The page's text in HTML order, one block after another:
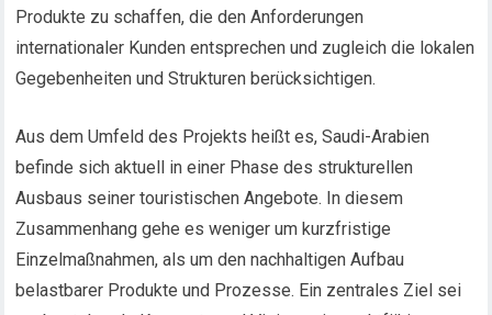
Produkte zu schaffen, die den Anforderungen
internationaler Kunden entsprechen und zugleich die lokalen
Gegebenheiten und Strukturen berücksichtigen.
Aus dem Umfeld des Projekts heißt es, Saudi-Arabien
befinde sich aktuell in einer Phase des strukturellen
Ausbaus seiner touristischen Angebote. In diesem
Zusammenhang gehe es weniger um kurzfristige
Einzelmaßnahmen, als um den nachhaltigen Aufbau
belastbarer Produkte und Prozesse. Ein zentrales Ziel sei